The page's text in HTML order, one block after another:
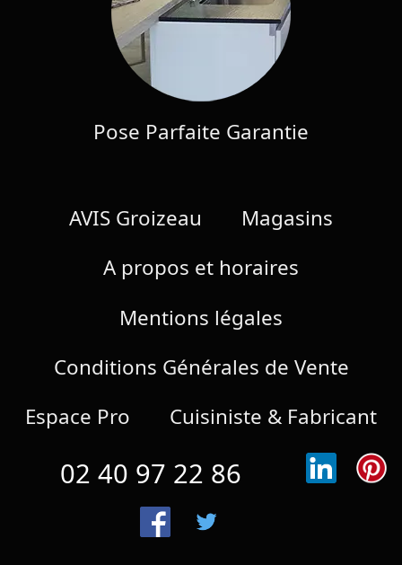
Pose Parfaite Garantie
AVIS Groizeau
Magasins
A propos et horaires
Mentions légales
Conditions Générales de Vente
Espace Pro
Cuisiniste & Fabricant
02 40 97 22 86